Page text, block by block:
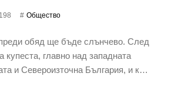
198 Общество
обяд ще бъде слънчево. След
купеста, главно над западната
и Североизточна България, и к…